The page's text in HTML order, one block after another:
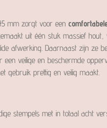
mm zorgt voor een
uit één stuk massief
afwerking. Daarnaast zijn ze
een veilige en beschermde
gebruik prettig en veilig maakt.
stempels met in totaal acht